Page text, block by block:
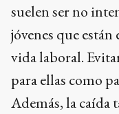
suelen ser no
jóvenes que
vida laboral.
para ellas como
Además, la caída